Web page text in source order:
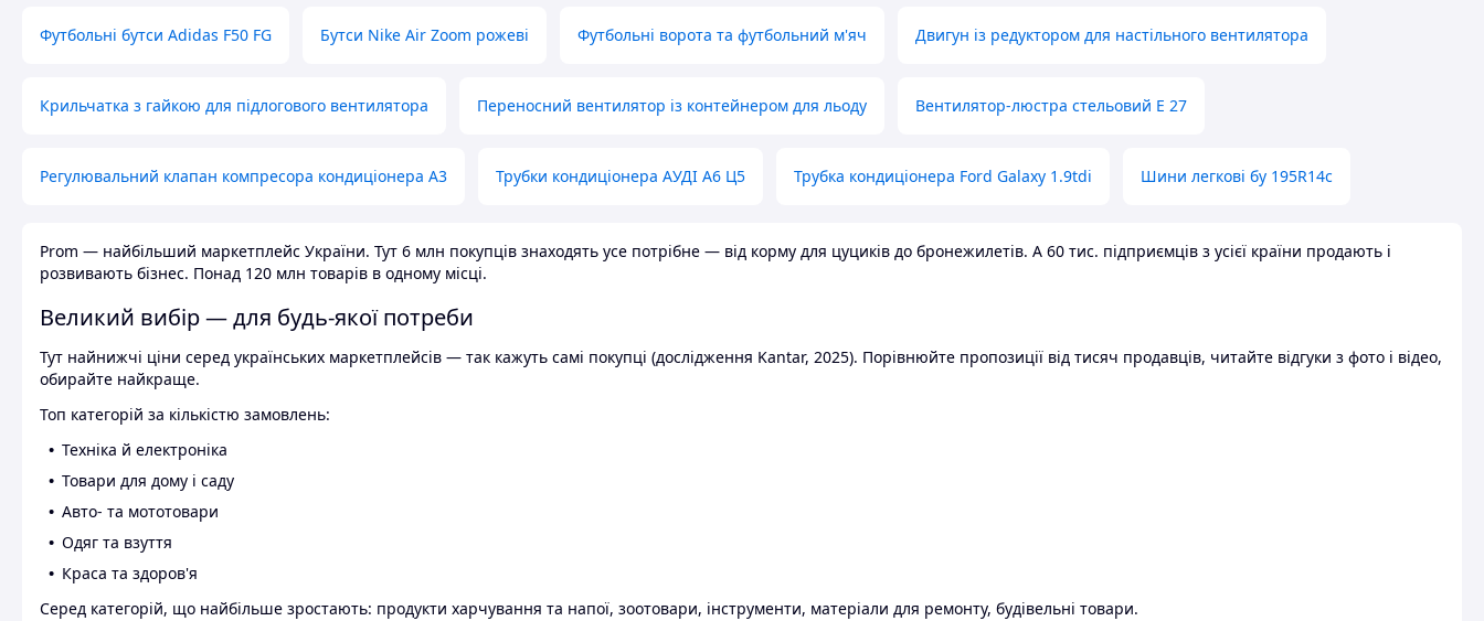
Футбольні бутси Adidas F50 FG Бутси Nike Air Zoom рожеві Футбольні ворота та футбольний м'яч Двигун із редуктором для настільного вентилятора
Крильчатка з гайкою для підлогового вентилятора Переносний вентилятор із контейнером для льоду Вентилятор-люстра стельовий E 27
Регулювальний клапан компресора кондиціонера А3 Трубки кондиціонера АУДІ А6 Ц5 Трубка кондиціонера Ford Galaxy 1.9tdi Шини легкові бу 195R14c
Prom — найбільший маркетплейс України. Тут 6 млн покупців знаходять усе потрібне — від корму для цуциків до бронежилетів. А 60 тис. підприємців з усієї країни продають і
розвивають бізнес. Понад 120 млн товарів в одному місці.
Великий вибір — для будь-якої потреби
Тут найнижчі ціни серед українських маркетплейсів — так кажуть самі покупці (дослідження Kantar, 2025). Порівнюйте пропозиції від тисяч продавців, читайте відгуки з фото і відео,
обирайте найкраще.
Топ категорій за кількістю замовлень:
Техніка й електроніка
Товари для дому і саду
Авто- та мототовари
Одяг та взуття
Краса та здоров'я
Серед категорій, що найбільше зростають: продукти харчування та напої, зоотовари, інструменти, матеріали для ремонту, будівельні товари.